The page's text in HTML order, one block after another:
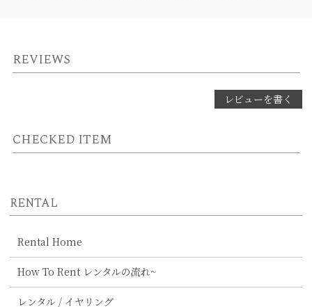
REVIEWS
レビューを書く
CHECKED ITEM
RENTAL
Rental Home
レンタル / イヤリング
How To Rent レンタルの流れ~